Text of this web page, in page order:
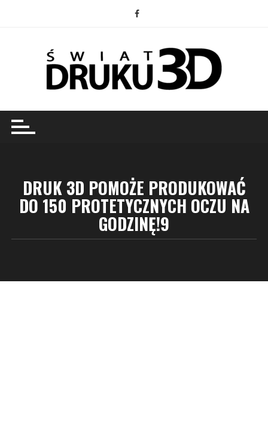
DRUK 3D POMOŻE PRODUKOWAĆ
DO 150 PROTETYCZNYCH OCZU NA
GODZINĘ!9